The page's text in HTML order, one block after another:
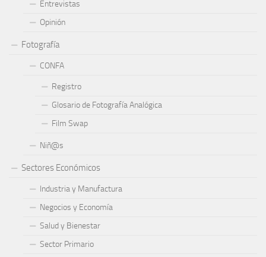
Entrevistas
Opinión
Fotografía
CONFA
Registro
Glosario de Fotografía Analógica
Film Swap
Niñ@s
Sectores Económicos
Industria y Manufactura
Negocios y Economía
Salud y Bienestar
Sector Primario